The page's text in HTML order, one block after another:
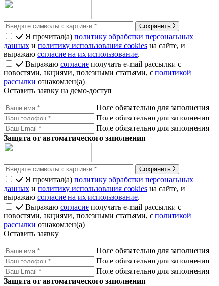
Сохранить
Я прочитал(а) политику обработки персональных
данных и политику использования cookies на сайте, и
выражаю согласие на их использование.
Выражаю согласие получать e-mail рассылки с
новостями, акциями, полезными статьями, с политикой
рассылки ознакомлен(а)
Оставить заявку на демо-доступ
Поле обязательно для заполнения
Поле обязательно для заполнения
Поле обязательно для заполнения
Защита от автоматического заполнения
Сохранить
Я прочитал(а) политику обработки персональных
данных и политику использования cookies на сайте, и
выражаю согласие на их использование.
Выражаю согласие получать e-mail рассылки с
новостями, акциями, полезными статьями, с политикой
рассылки ознакомлен(а)
Оставить заявку
Поле обязательно для заполнения
Поле обязательно для заполнения
Поле обязательно для заполнения
Защита от автоматического заполнения